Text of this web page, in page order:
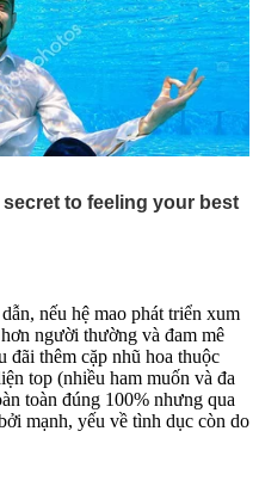
nếu hệ mao phát triển xum
người thường và đam mê
thêm cặp nhũ hoa thuộc
top (nhiều ham muốn và đa
toàn đúng 100% nhưng qua
mạnh, yếu về tình dục còn do